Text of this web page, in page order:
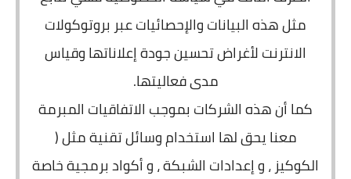
مثل هذه البيانات والإحصائيات عبر بروتوكولات
الانترنت لأغراض تحسين جودة إعلاناتها وقياس
مدى فعاليتها.
كما أن هذه الشركات بموجب الاتفاقيات المبرمة
معنا يحق لها استخدام وسائل تقنية مثل (
الكوكيز ، و إعدادات الشبكة ، و أكواد برمجية خاصة